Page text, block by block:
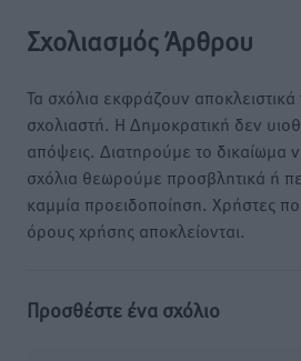
Σχολιασμός Άρθρου
Τα σχόλια εκφράζουν αποκλειστικά
σχολιαστή. Η Δημοκρατική δεν
απόψεις. Διατηρούμε το δικαίωμα
σχόλια θεωρούμε προσβλητικά ή
καμμία προειδοποίηση. Χρήστες
όρους χρήσης αποκλείονται.
Προσθέστε ένα σχόλιο